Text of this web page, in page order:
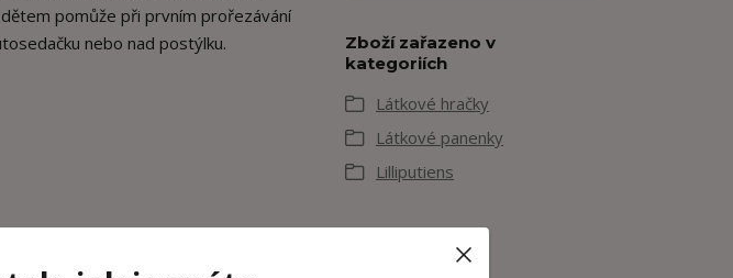
pomůže při prvním prořezávání
nebo nad postýlku.
Zboží zařazeno v
kategoriích
Látkové hračky
Látkové panenky
Lilliputiens